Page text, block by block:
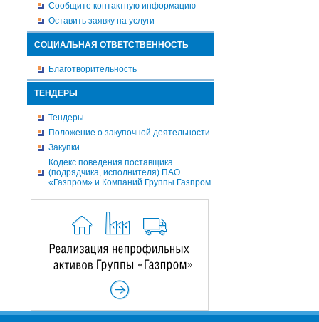
Сообщите контактную информацию
Оставить заявку на услуги
СОЦИАЛЬНАЯ ОТВЕТСТВЕННОСТЬ
Благотворительность
ТЕНДЕРЫ
Тендеры
Положение о закупочной деятельности
Закупки
Кодекс поведения поставщика
(подрядчика, исполнителя) ПАО
«Газпром» и Компаний Группы Газпром